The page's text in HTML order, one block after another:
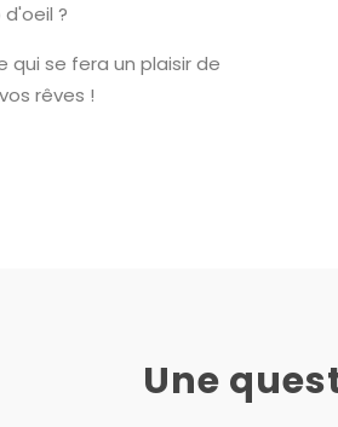
?
se fera un plaisir de
rêves !
Une